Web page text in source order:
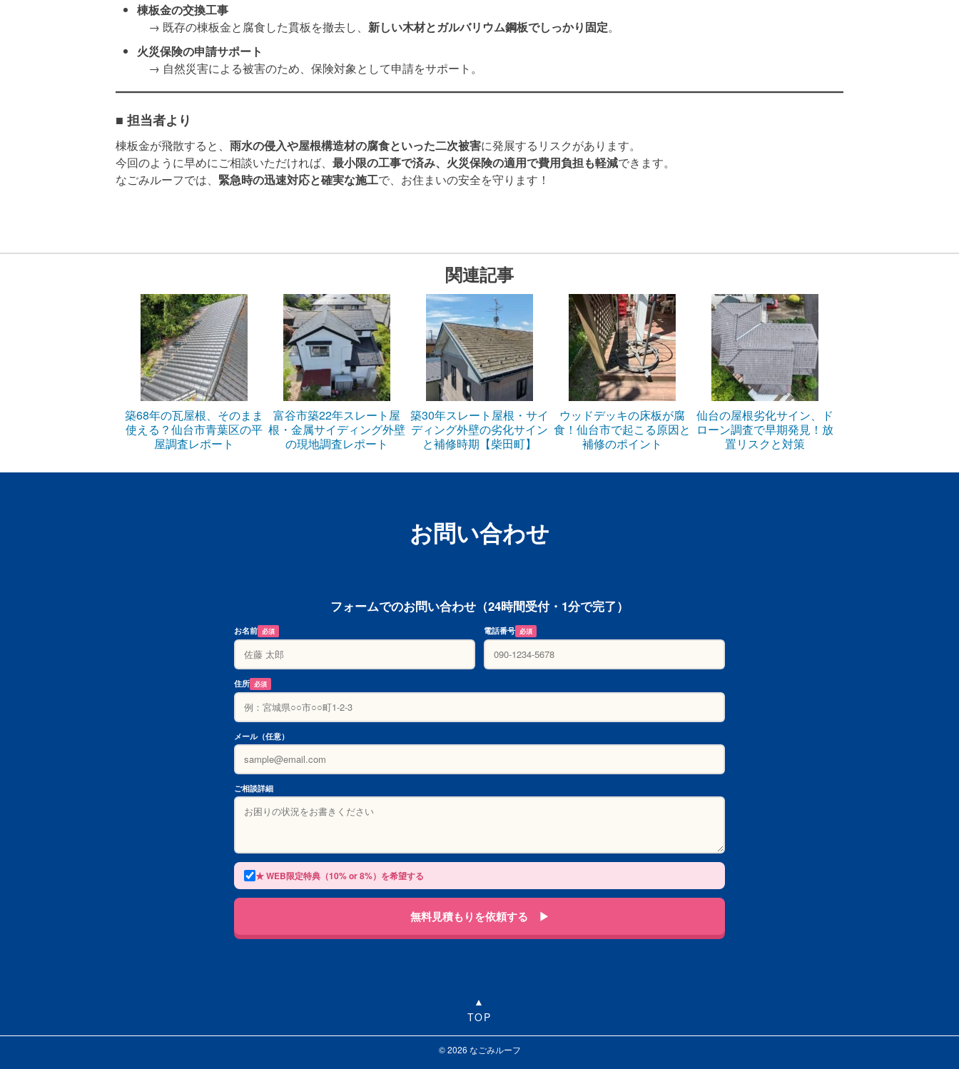
棟板金の交換工事
→ 既存の棟板金と腐食した貫板を撤去し、 新しい木材とガルバリウム鋼板でしっかり固定。
火災保険の申請サポート
→ 自然災害による被害のため、保険対象として申請をサポート。
■ 担当者より
棟板金が飛散すると、 雨水の侵入や屋根構造材の腐食といった二次被害に発展するリスクがあります。
今回のように早めにご相談いただければ、 最小限の工事で済み、火災保険の適用で費用負担も軽減できます。
なごみルーフでは、 緊急時の迅速対応と確実な施工で、お住まいの安全を守ります！
関連記事
築68年の瓦屋根、そのまま
使える？仙台市青葉区の平
屋調査レポート
富谷市築22年スレート屋
根・金属サイディング外壁
の現地調査レポート
築30年スレート屋根・サイ
ディング外壁の劣化サイン
と補修時期【柴田町】
ウッドデッキの床板が腐
食！仙台市で起こる原因と
補修のポイント
仙台の屋根劣化サイン、ド
ローン調査で早期発見！放
置リスクと対策
お問い合わせ
フォームでのお問い合わせ（24時間受付・1分で完了）
お名前 必須 電話番号 必須
住所 必須
メール（任意）
ご相談詳細
★ WEB限定特典（10% or 8%）を希望する
無料見積もりを依頼する ▶
TOP
© 2026 なごみルーフ